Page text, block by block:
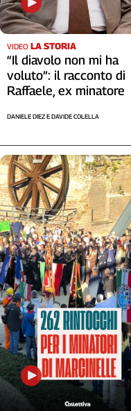
VIDEO LA STORIA
“Il diavolo non mi ha
voluto”: il racconto di
Raffaele, ex minatore
DANIELE DIEZ E DAVIDE COLELLA